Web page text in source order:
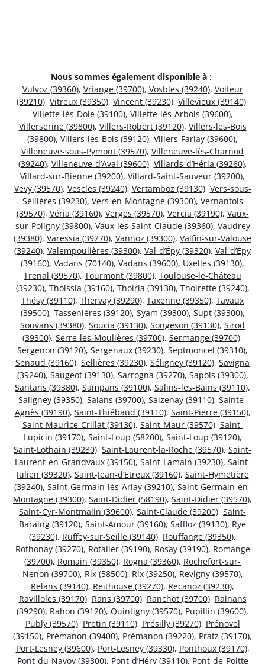
Nous sommes également disponible à :
Vulvoz (39360), Vriange (39700), Vosbles (39240), Voiteur
(39210), Vitreux (39350), Vincent (39230), Villevieux (39140),
Villette-lès-Dole (39100), Villette-lès-Arbois (39600),
Villerserine (39800), Villers-Robert (39120), Villers-les-Bois
(39800), Villers-les-Bois (39120), Villers-Farlay (39600),
Villeneuve-sous-Pymont (39570), Villeneuve-lès-Charnod
(39240), Villeneuve-d’Aval (39600), Villards-d’Héria (39260),
Villard-sur-Bienne (39200), Villard-Saint-Sauveur (39200),
Vevy (39570), Vescles (39240), Vertamboz (39130), Vers-sous-
Sellières (39230), Vers-en-Montagne (39300), Vernantois
(39570), Véria (39160), Verges (39570), Vercia (39190), Vaux-
sur-Poligny (39800), Vaux-lès-Saint-Claude (39360), Vaudrey
(39380), Varessia (39270), Vannoz (39300), Valfin-sur-Valouse
(39240), Valempoulières (39300), Val-d’Épy (39320), Val-d’Épy
(39160), Vadans (70140), Vadans (39600), Uxelles (39130),
Trenal (39570), Tourmont (39800), Toulouse-le-Château
(39230), Thoissia (39160), Thoiria (39130), Thoirette (39240),
Thésy (39110), Thervay (39290), Taxenne (39350), Tavaux
(39500), Tassenières (39120), Syam (39300), Supt (39300),
Souvans (39380), Soucia (39130), Songeson (39130), Sirod
(39300), Serre-les-Moulières (39700), Sermange (39700),
Sergenon (39120), Sergenaux (39230), Septmoncel (39310),
Senaud (39160), Sellières (39230), Séligney (39120), Savigna
(39240), Saugeot (39130), Sarrogna (39270), Sapois (39300),
Santans (39380), Sampans (39100), Salins-les-Bains (39110),
Saligney (39350), Salans (39700), Saizenay (39110), Sainte-
Agnès (39190), Saint-Thiébaud (39110), Saint-Pierre (39150),
Saint-Maurice-Crillat (39130), Saint-Maur (39570), Saint-
Lupicin (39170), Saint-Loup (58200), Saint-Loup (39120),
Saint-Lothain (39230), Saint-Laurent-la-Roche (39570), Saint-
Laurent-en-Grandvaux (39150), Saint-Lamain (39230), Saint-
Julien (39320), Saint-Jean-d’Étreux (39160), Saint-Hymetière
(39240), Saint-Germain-lès-Arlay (39210), Saint-Germain-en-
Montagne (39300), Saint-Didier (58190), Saint-Didier (39570),
Saint-Cyr-Montmalin (39600), Saint-Claude (39200), Saint-
Baraing (39120), Saint-Amour (39160), Saffloz (39130), Rye
(39230), Ruffey-sur-Seille (39140), Rouffange (39350),
Rothonay (39270), Rotalier (39190), Rosay (39190), Romange
(39700), Romain (39350), Rogna (39360), Rochefort-sur-
Nenon (39700), Rix (58500), Rix (39250), Revigny (39570),
Relans (39140), Reithouse (39270), Recanoz (39230),
Ravilloles (39170), Rans (39700), Ranchot (39700), Rainans
(39290), Rahon (39120), Quintigny (39570), Pupillin (39600),
Publy (39570), Pretin (39110), Présilly (39270), Prénovel
(39150), Prémanon (39400), Prémanon (39220), Pratz (39170),
Port-Lesney (39600), Port-Lesney (39330), Ponthoux (39170),
Pont-du-Navoy (39300), Pont-d’Héry (39110), Pont-de-Poitte